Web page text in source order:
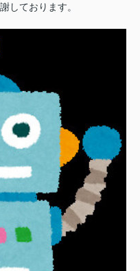
しております。